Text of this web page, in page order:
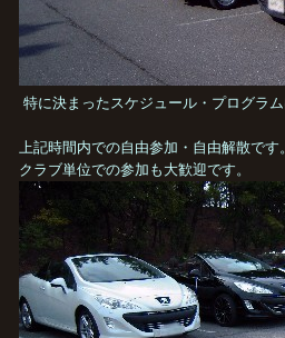
特に決まったスケジュール・プログラム
上記時間内での自由参加・自由解散で
クラブ単位での参加も大歓迎です。